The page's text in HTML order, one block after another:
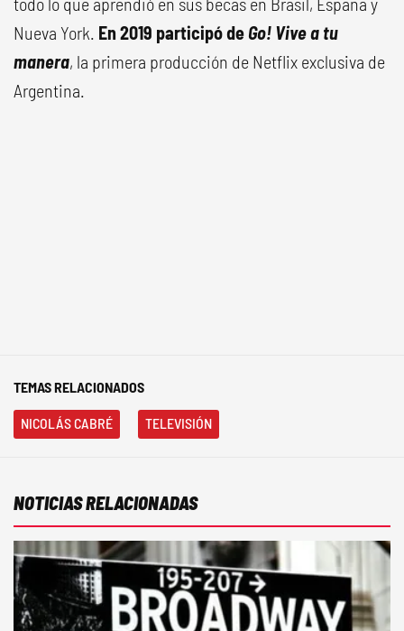
Nueva York. En 2019 participó de Go! Vive a tu
manera, la primera producción de Netflix exclusiva de
Argentina.
TEMAS RELACIONADOS
NICOLÁS CABRÉ TELEVISIÓN
NOTICIAS RELACIONADAS